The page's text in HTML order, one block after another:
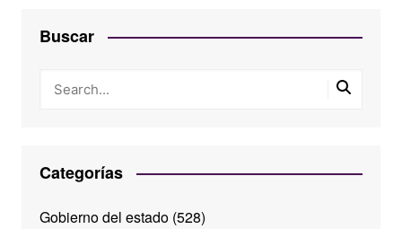
Buscar
Categorías
Gobierno del estado(528)